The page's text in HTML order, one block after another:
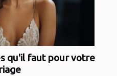
qu'il faut pour votre